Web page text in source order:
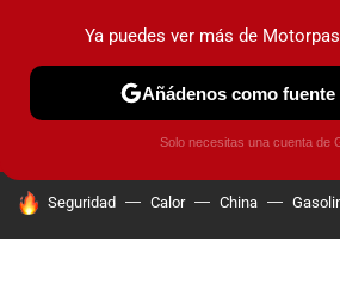
PRUEBAS COCHES ELÉCTRICOS
HOY SE HABLA DE
Seguridad Calor China
Ya puedes ver más de
Añádenos como
Solo necesitas una cuenta de